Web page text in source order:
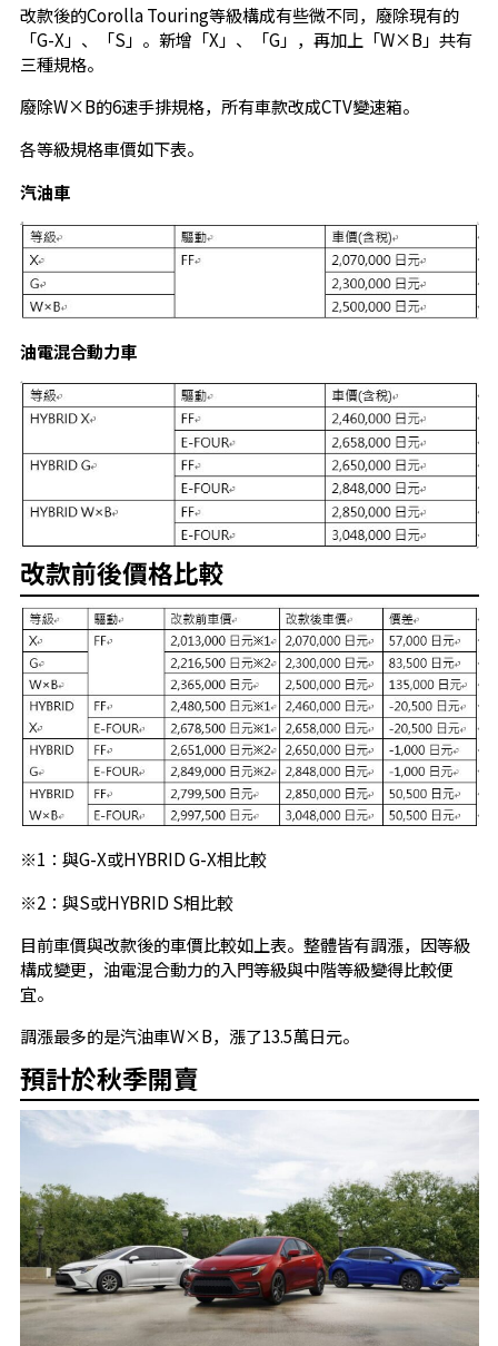
改款後的Corolla Touring等級構成有些微不同，廢除現有的
「G-X」、「S」。新增「X」、「G」，再加上「W×B」共有
三種規格。
廢除W×B的6速手排規格，所有車款改成CTV變速箱。
各等級規格車價如下表。
汽油車
油電混合動力車
改款前後價格比較
※1：與G-X或HYBRID G-X相比較
※2：與S或HYBRID S相比較
目前車價與改款後的車價比較如上表。整體皆有調漲，因等級
構成變更，油電混合動力的入門等級與中階等級變得比較便
宜。
調漲最多的是汽油車W×B，漲了13.5萬日元。
預計於秋季開賣